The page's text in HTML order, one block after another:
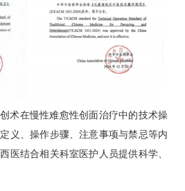
术在慢性难愈性创面治疗中的技术操
义、操作步骤、注意事项与禁忌等内
医结合相关科室医护人员提供科学、